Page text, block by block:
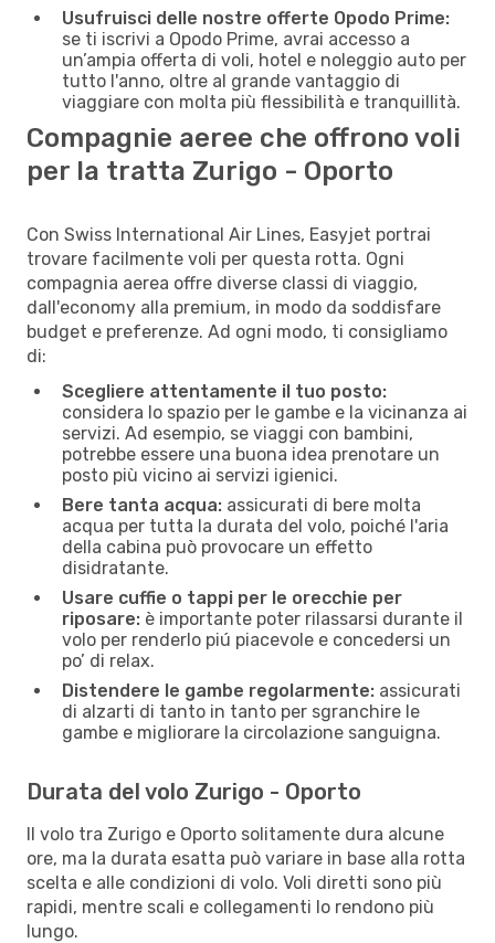
Usufruisci delle nostre offerte Opodo Prime:
se ti iscrivi a Opodo Prime, avrai accesso a
un’ampia offerta di voli, hotel e noleggio auto per
tutto l'anno, oltre al grande vantaggio di
viaggiare con molta più flessibilità e tranquillità.
Compagnie aeree che offrono voli
per la tratta Zurigo - Oporto
Con Swiss International Air Lines, Easyjet portrai
trovare facilmente voli per questa rotta. Ogni
compagnia aerea offre diverse classi di viaggio,
dall'economy alla premium, in modo da soddisfare
budget e preferenze. Ad ogni modo, ti consigliamo
di:
Scegliere attentamente il tuo posto:
considera lo spazio per le gambe e la vicinanza ai
servizi. Ad esempio, se viaggi con bambini,
potrebbe essere una buona idea prenotare un
posto più vicino ai servizi igienici.
Bere tanta acqua: assicurati di bere molta
acqua per tutta la durata del volo, poiché l'aria
della cabina può provocare un effetto
disidratante.
Usare cuffie o tappi per le orecchie per
riposare: è importante poter rilassarsi durante il
volo per renderlo piú piacevole e concedersi un
po’ di relax.
Distendere le gambe regolarmente: assicurati
di alzarti di tanto in tanto per sgranchire le
gambe e migliorare la circolazione sanguigna.
Durata del volo Zurigo - Oporto
Il volo tra Zurigo e Oporto solitamente dura alcune
ore, ma la durata esatta può variare in base alla rotta
scelta e alle condizioni di volo. Voli diretti sono più
rapidi, mentre scali e collegamenti lo rendono più
lungo.